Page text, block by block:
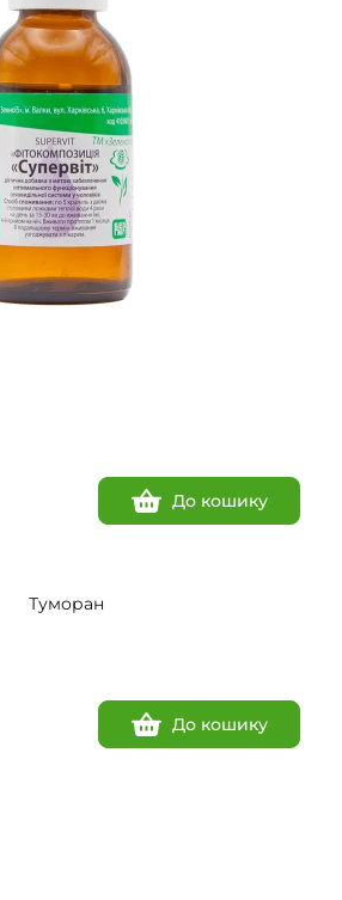
До кошику
До кошику